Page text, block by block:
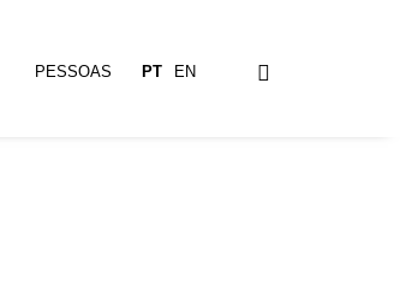
PESSOAS PT EN